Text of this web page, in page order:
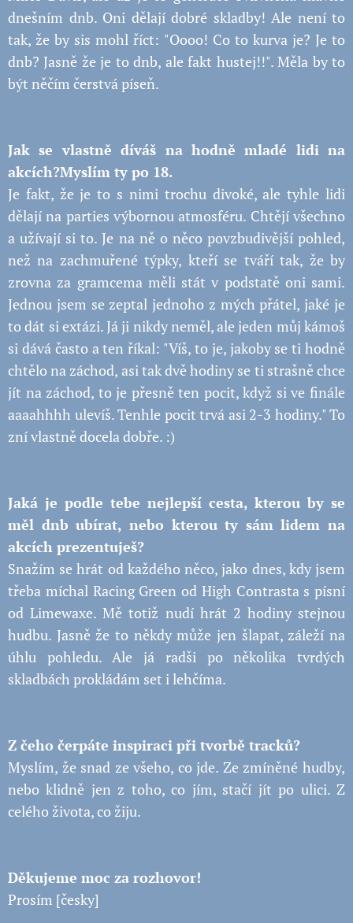
dnešním dnb. Oni dělají dobré skladby! Ale není to
tak, že by sis mohl říct: "Oooo! Co to kurva je? Je to
dnb? Jasně že je to dnb, ale fakt hustej!!". Měla by to
být něčím čerstvá píseň.
Jak se vlastně díváš na hodně mladé lidi na
akcích?Myslím ty po 18.
Je fakt, že je to s nimi trochu divoké, ale tyhle lidi
dělají na parties výbornou atmosféru. Chtějí všechno
a užívají si to. Je na ně o něco povzbudivější pohled,
než na zachmuřené týpky, kteří se tváří tak, že by
zrovna za gramcema měli stát v podstatě oni sami.
Jednou jsem se zeptal jednoho z mých přátel, jaké je
to dát si extázi. Já ji nikdy neměl, ale jeden můj kámoš
si dává často a ten říkal: "Víš, to je, jakoby se ti hodně
chtělo na záchod, asi tak dvě hodiny se ti strašně chce
jít na záchod, to je přesně ten pocit, když si ve finále
aaaahhhh ulevíš. Tenhle pocit trvá asi 2-3 hodiny." To
zní vlastně docela dobře. :)
Jaká je podle tebe nejlepší cesta, kterou by se
měl dnb ubírat, nebo kterou ty sám lidem na
akcích prezentuješ?
Snažím se hrát od každého něco, jako dnes, kdy jsem
třeba míchal Racing Green od High Contrasta s písní
od Limewaxe. Mě totiž nudí hrát 2 hodiny stejnou
hudbu. Jasně že to někdy může jen šlapat, záleží na
úhlu pohledu. Ale já radši po několika tvrdých
skladbách prokládám set i lehčíma.
Z čeho čerpáte inspiraci při tvorbě tracků?
Myslím, že snad ze všeho, co jde. Ze zmíněné hudby,
nebo klidně jen z toho, co jím, stačí jít po ulici. Z
celého života, co žiju.
Děkujeme moc za rozhovor!
Prosím [česky]